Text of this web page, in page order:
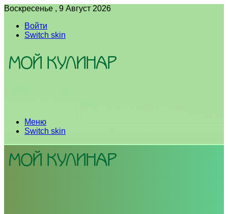
Воскресенье , 9 Август 2026
Войти
Switch skin
Меню
Switch skin